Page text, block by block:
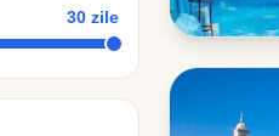
30 zile